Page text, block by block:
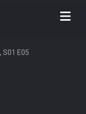
kas sargā
S01 E05